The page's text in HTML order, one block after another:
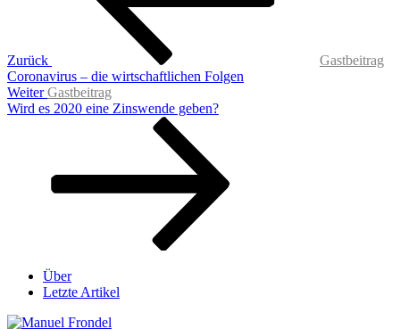
Zurück
Gastbeitrag
Coronavirus – die wirtschaftlichen Folgen
Nächster
Beitrag
Weiter Gastbeitrag
Wird es 2020 eine Zinswende geben?
Über
Letzte Artikel